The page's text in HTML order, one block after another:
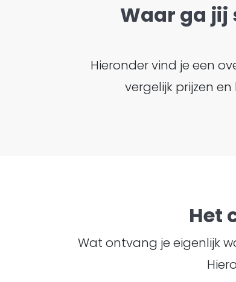
Waar ga jij
Hieronder vind je een
vergelijk prijzen
Het
Wat ontvang je eigenlijk